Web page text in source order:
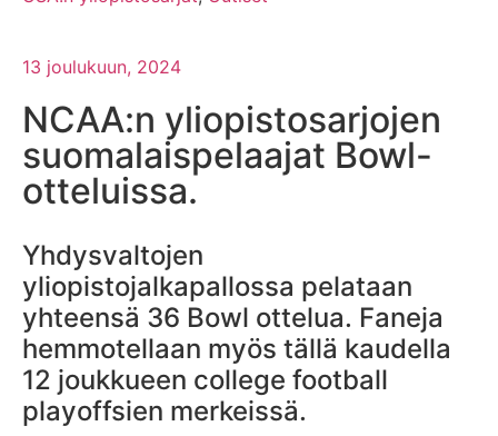
13 joulukuun, 2024
NCAA:n yliopistosarjojen
suomalaispelaajat Bowl-
otteluissa.
Yhdysvaltojen
yliopistojalkapallossa pelataan
yhteensä 36 Bowl ottelua. Faneja
hemmotellaan myös tällä kaudella
12 joukkueen college football
playoffsien merkeissä.